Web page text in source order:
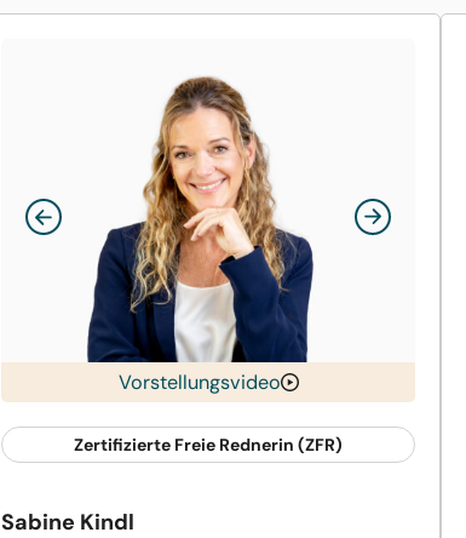
Vorstellungsvideo
Zertifizierte Freie Rednerin (ZFR)
Sabine Kindl